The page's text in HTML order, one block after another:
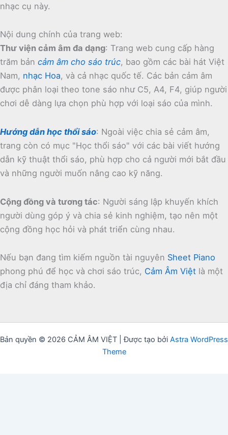
nhạc cụ này.
Nội dung chính của trang web:
Thư viện cảm âm đa dạng: Trang web cung cấp hàng
trăm bản cảm âm cho sáo trúc, bao gồm các bài hát Việt
Nam, nhạc Hoa, và cả nhạc quốc tế. Các bản cảm âm
được phân loại theo tone sáo như C5, A4, F4, giúp người
chơi dễ dàng lựa chọn phù hợp với loại sáo của mình.
Hướng dẫn học thổi sáo: Ngoài việc chia sẻ cảm âm,
trang còn có mục "Học thổi sáo" với các bài viết hướng
dẫn kỹ thuật thổi sáo, phù hợp cho cả người mới bắt đầu
và những người muốn nâng cao kỹ năng.
Cộng đồng và tương tác: Người sáng lập khuyến khích
người dùng góp ý và chia sẻ kinh nghiệm, tạo nên một
cộng đồng học hỏi và phát triển cùng nhau.
Nếu bạn đang tìm kiếm nguồn tài nguyên Sheet Piano
phong phú để học và chơi sáo trúc, Cảm Âm Việt là một
địa chỉ đáng tham khảo.
Bản quyền © 2026 CẢM ÂM VIỆT | Được tạo bởi Astra WordPress
Theme